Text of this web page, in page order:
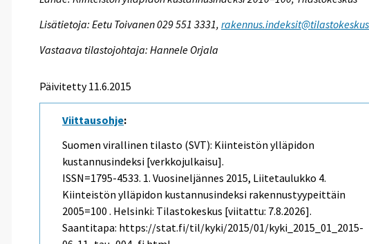
Lisätietoja: Eetu Toivanen 029 551 3331,
Vastaava tilastojohtaja: Hannele Orjala
Päivitetty 11.6.2015
Viittausohje:
Suomen virallinen tilasto (SVT): Kiinteistön ylläpidon
kustannusindeksi [verkkojulkaisu].
ISSN=1795-4533. 1. Vuosineljännes 2015, Liitetaulukko 4.
Kiinteistön ylläpidon kustannusindeksi rakennustyypeittäin
2005=100 . Helsinki: Tilastokeskus [viitattu: 7.8.2026].
Saantitapa: https://stat.fi/til/kyki/2015/01/kyki_2015_01_2015-